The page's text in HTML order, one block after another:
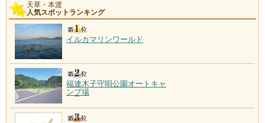
天草・本渡
人気スポットランキング
イルカマリンワールド
福連木子守唄公園オートキャ
ンプ場